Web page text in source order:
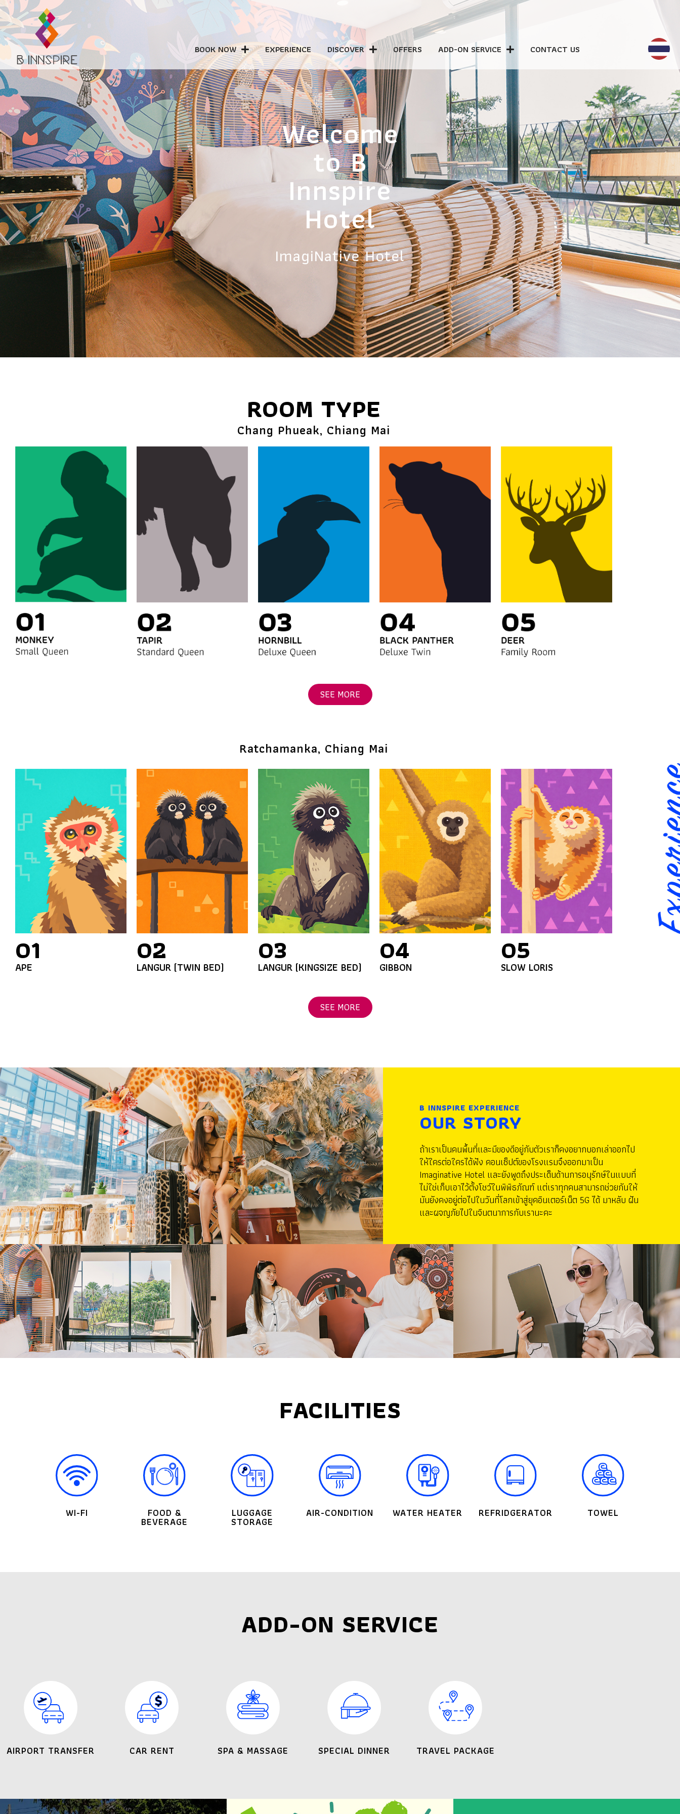
BOOK NOW EXPERIENCE DISCOVER OFFERS ADD-ON SERVICE CONTACT US
Welcome
to B
Innspire
Hotel
ImagiNative Hotel
Welcome
to B
Innspire
Hotel
ImagiNative Hotel
ROOM TYPE
Chang Phueak, Chiang Mai
SEE MORE
Ratchamanka, Chiang Mai
01
APE 02
LANGUR (TWIN BED) 03
LANGUR (KINGSIZE BED) 04
GIBBON 05
SLOW LORIS
SEE MORE
B INNSPIRE EXPERIENCE
OUR STORY
ถ้าเราเป็นคนพื้นที่และมีของดีอยู่กับตัวเราก็คงอยากบอกเล่าออกไป
ให้ใครต่อใครได้ฟัง คอนเซ็ปต์ของโรงแรมจึงออกมาเป็น
Imaginative Hotel และยังพูดถึงประเด็นด้านการอนุรักษ์ในแบบที่
ไม่ใช่เก็บเอาไว้ตั้งโชว์ในพิพิธภัณฑ์ แต่เราทุกคนสามารถช่วยกันให้
มันยังคงอยู่ต่อไปในวันที่โลกเข้าสู่ยุคอินเตอร์เน็ต 5G ได้ มาหลับ ฝัน
และผจญภัยไปในจินตนาการกับเรานะคะ
FACILITIES
WI-FI FOOD &
BEVERAGE
LUGGAGE
STORAGE
AIR-CONDITION WATER HEATER REFRIDGERATOR TOWEL
ADD-ON SERVICE
AIRPORT TRANSFER CAR RENT SPA & MASSAGE SPECIAL DINNER TRAVEL PACKAGE